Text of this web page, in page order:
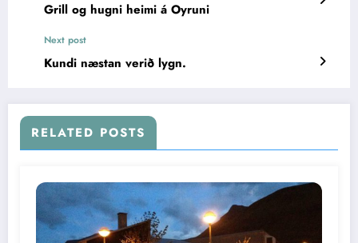
Grill og hugni heimi á Oyruni
Next post
Kundi næstan verið lygn.
RELATED POSTS